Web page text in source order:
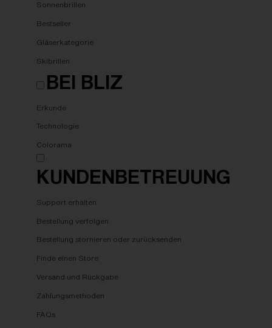
Sonnenbrillen
Bestseller
Gläserkategorie
Skibrillen
BEI BLIZ
Erkunde
Technologie
Colorama
KUNDENBETREUUNG
Support erhalten
Bestellung verfolgen
Bestellung stornieren oder zurücksenden
Finde einen Store
Versand und Rückgabe
Zahlungsmethoden
FAQs